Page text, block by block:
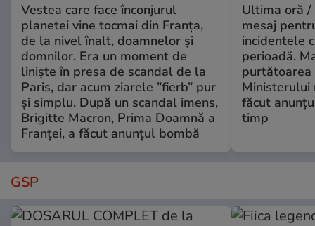
Vestea care face înconjurul
planetei vine tocmai din Franța,
de la nivel înalt, doamnelor și
domnilor. Era un moment de
liniște în presa de scandal de la
Paris, dar acum ziarele ”fierb” pur
și simplu. După un scandal imens,
Brigitte Macron, Prima Doamnă a
Franței, a făcut anunțul bombă
Ultima oră /
mesaj
incidentele
perioadă.
purtătoarea
Ministerului
făcut
timp
GSP